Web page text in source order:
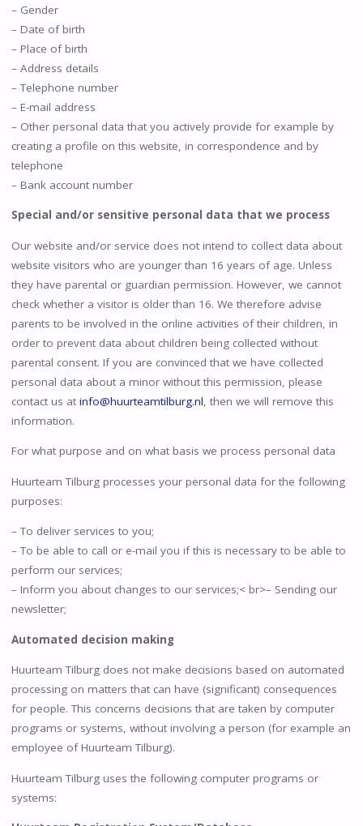
– Gender
– Date of birth
– Place of birth
– Address details
– Telephone number
– E-mail address
– Other personal data that you actively provide for example by
creating a profile on this website, in correspondence and by
telephone
– Bank account number
Special and/or sensitive personal data that we process
Our website and/or service does not intend to collect data about
website visitors who are younger than 16 years of age. Unless
they have parental or guardian permission. However, we cannot
check whether a visitor is older than 16. We therefore advise
parents to be involved in the online activities of their children, in
order to prevent data about children being collected without
parental consent. If you are convinced that we have collected
personal data about a minor without this permission, please
contact us at info@huurteamtilburg.nl, then we will remove this
information.
For what purpose and on what basis we process personal data
Huurteam Tilburg processes your personal data for the following
purposes:
– To deliver services to you;
– To be able to call or e-mail you if this is necessary to be able to
perform our services;
– Inform you about changes to our services;< br>– Sending our
newsletter;
Automated decision making
Huurteam Tilburg does not make decisions based on automated
processing on matters that can have (significant) consequences
for people. This concerns decisions that are taken by computer
programs or systems, without involving a person (for example an
employee of Huurteam Tilburg).
Huurteam Tilburg uses the following computer programs or
systems: